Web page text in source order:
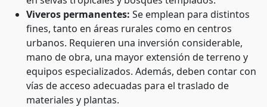
Viveros permanentes: Se emplean para distintos
fines, tanto en áreas rurales como en centros
urbanos. Requieren una inversión considerable,
mano de obra, una mayor extensión de terreno y
equipos especializados. Además, deben contar con
vías de acceso adecuadas para el traslado de
materiales y plantas.